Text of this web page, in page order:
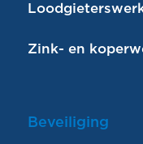
Zink- en
Beveiliging